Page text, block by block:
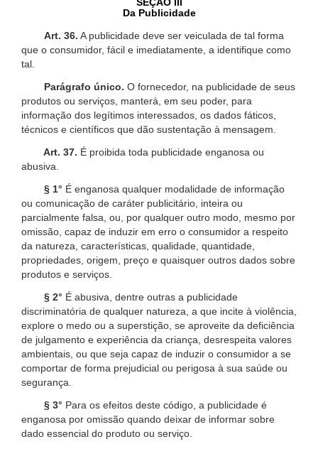
Da Publicidade
Art. 36. A publicidade deve ser veiculada de tal forma
que o consumidor, fácil e imediatamente, a identifique como
tal.
Parágrafo único. O fornecedor, na publicidade de seus
produtos ou serviços, manterá, em seu poder, para
informação dos legítimos interessados, os dados fáticos,
técnicos e científicos que dão sustentação à mensagem.
Art. 37. É proibida toda publicidade enganosa ou
abusiva.
§ 1° É enganosa qualquer modalidade de informação
ou comunicação de caráter publicitário, inteira ou
parcialmente falsa, ou, por qualquer outro modo, mesmo por
omissão, capaz de induzir em erro o consumidor a respeito
da natureza, características, qualidade, quantidade,
propriedades, origem, preço e quaisquer outros dados sobre
produtos e serviços.
§ 2° É abusiva, dentre outras a publicidade
discriminatória de qualquer natureza, a que incite à violência,
explore o medo ou a superstição, se aproveite da deficiência
de julgamento e experiência da criança, desrespeita valores
ambientais, ou que seja capaz de induzir o consumidor a se
comportar de forma prejudicial ou perigosa à sua saúde ou
segurança.
§ 3° Para os efeitos deste código, a publicidade é
enganosa por omissão quando deixar de informar sobre
dado essencial do produto ou serviço.